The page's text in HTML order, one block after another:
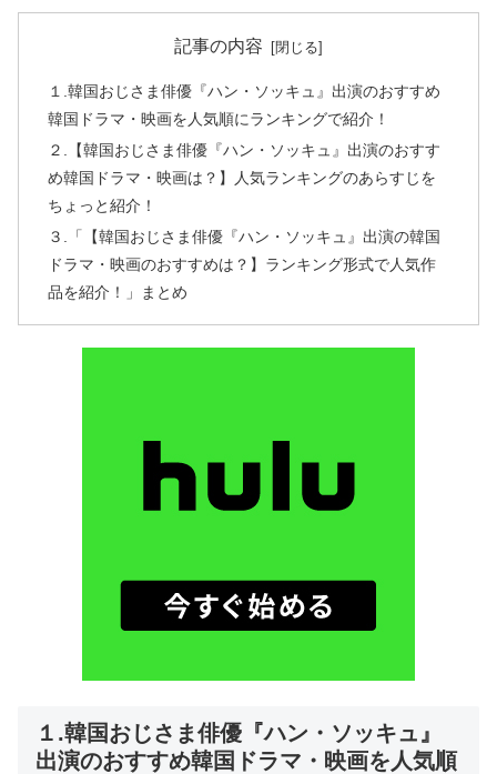
記事の内容
１.韓国おじさま俳優『ハン・ソッキュ』出演のおすすめ
韓国ドラマ・映画を人気順にランキングで紹介！
２.【韓国おじさま俳優『ハン・ソッキュ』出演のおすす
め韓国ドラマ・映画は？】人気ランキングのあらすじを
ちょっと紹介！
３.「【韓国おじさま俳優『ハン・ソッキュ』出演の韓国
ドラマ・映画のおすすめは？】ランキング形式で人気作
品を紹介！」まとめ
１.韓国おじさま俳優『ハン・ソッキュ』
出演のおすすめ韓国ドラマ・映画を人気順